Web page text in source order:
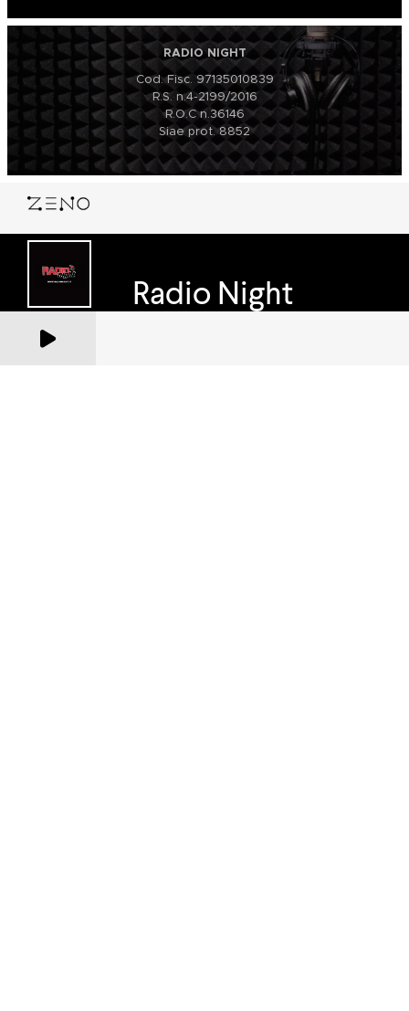
RADIO NIGHT
Cod. Fisc. 97135010839
R.S. n.4-2199/2016
R.O.C n.36146
Siae prot. 8852